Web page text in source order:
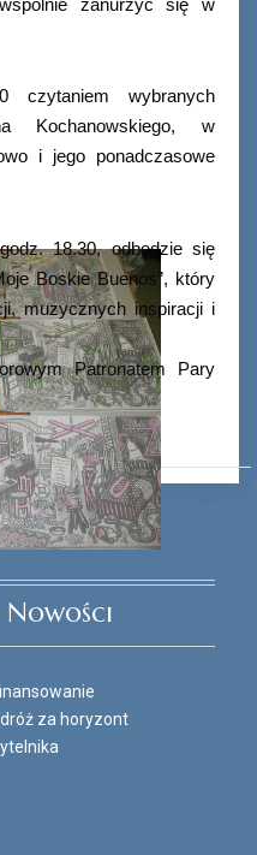
czytaniem wybranych
Kochanowskiego, w
i jego ponadczasowe
18.30, odbędzie się
Boskie Buenos”, który
muzycznych inspiracji i
Patronatem Pary
za horyzont